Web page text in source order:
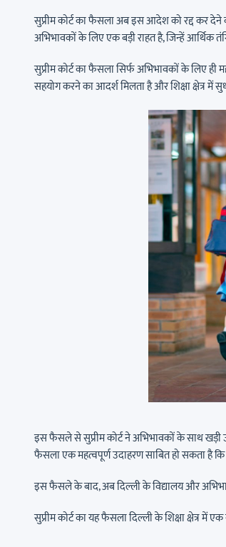
सुप्रीम कोर्ट का फैसला अब इस आदेश को रद्द कर
अभिभावकों के लिए एक बड़ी राहत है, जिन्हें आर्थिक
सुप्रीम कोर्ट का फैसला सिर्फ अभिभावकों के लिए ही
सहयोग करने का आदर्श मिलता है और शिक्षा क्षेत्र में
इस फैसले से सुप्रीम कोर्ट ने अभिभावकों के साथ खड़ी
फैसला एक महत्वपूर्ण उदाहरण साबित हो सकता है
इस फैसले के बाद, अब दिल्ली के विद्यालय और
सुप्रीम कोर्ट का यह फैसला दिल्ली के शिक्षा क्षेत्र